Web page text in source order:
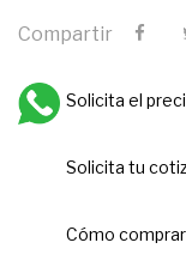
Compartir
Solicita el
Solicita tu
Cómo comprar